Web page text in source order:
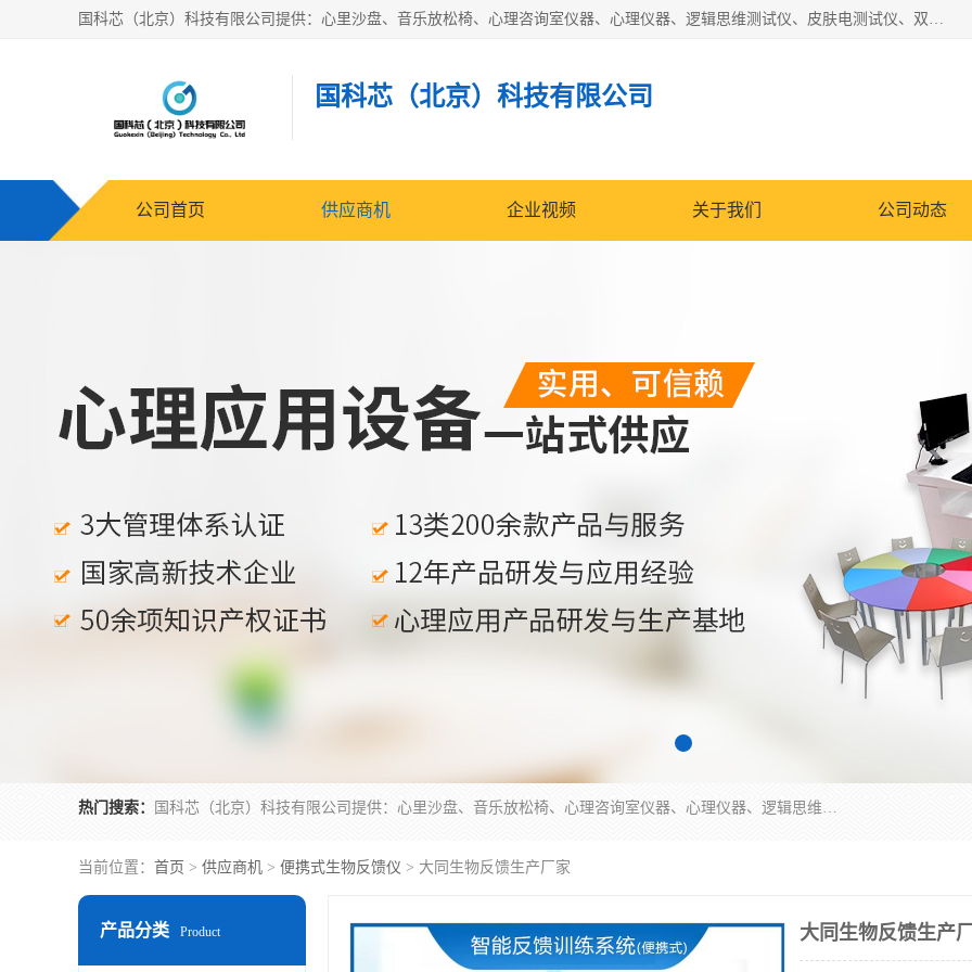
国科芯（北京）科技有限公司提供：心里沙盘、音乐放松椅、心理咨询室仪器、心理仪器、逻辑思维测试仪、皮肤电测试仪、双手协调器、双手协调测试仪、注意力集中测试仪等各种心理学仪器设备。
国科芯（北京）科技有限公司
公司首页 供应商机 企业视频 关于我们 公司动态
热门搜索： 国科芯（北京）科技有限公司提供：心里沙盘、音乐放松椅、心理咨询室仪器、心理仪器、逻辑思维测试仪、皮肤电测试仪、双手协调器、双手协调测试仪、注意力集中测试仪等各种心理学仪器设备。
当前位置： 首页 > 供应商机 > 便携式生物反馈仪 > 大同生物反馈生产厂家
产品分类 Product 大同生物反馈生产